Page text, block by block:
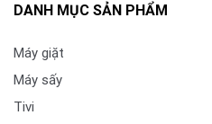
DANH MỤC SẢN PHẨM
Máy giặt
Máy sấy
Tivi